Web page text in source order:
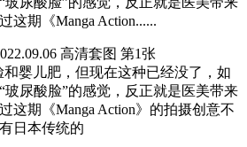
这期《Manga Action......
和婴儿肥，但现在这种已经没了，如
尿酸脸”的感觉，反正就是医美带来
这期《Manga Action》的拍摄创意不
日本传统的